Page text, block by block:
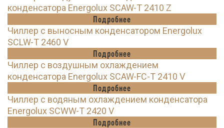
конденсатора Energolux SCAW-T 2410 Z
Подробнее
Чиллер с выносным конденсатором Energolux
SCLW-T 2460 V
Подробнее
Чиллер с воздушным охлаждением
конденсатора Energolux SCAW-FC-T 2410 V
Подробнее
Чиллер с водяным охлаждением конденсатора
Energolux SCWW-T 2420 V
Подробнее